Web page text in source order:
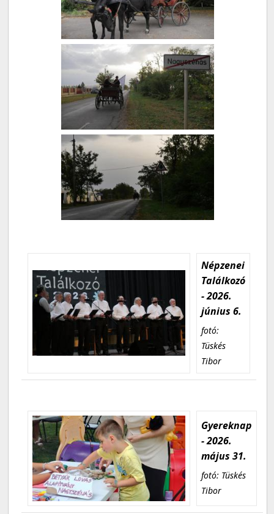
Népzenei
Találkozó
- 2026.
június 6.
fotó:
Tüskés
Tibor
Gyereknap
- 2026.
május 31.
fotó: Tüskés
Tibor